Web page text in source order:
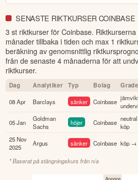
SENASTE RIKTKURSER COINBASE
3 st riktkurser för Coinbase.
månader tillbaka i tiden och max 1
beräkning av genomsnittlig
från de senaste 4 månaderna för att
riktkurser.
Dag Analytiker Typ Bolag
08 Apr Barclays sänker Coinbase
05 Jan
Goldman
Sachs
höjer Coinbase köp
25 Nov
2025
Argus sänker Coinbase köp →
* Baserat på stängningskurs frånn/a